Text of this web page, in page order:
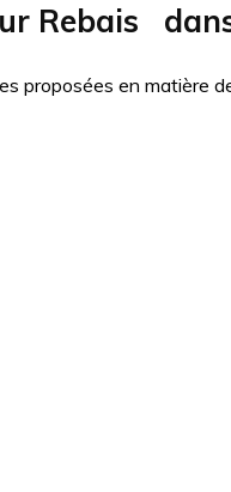
Rebais
proposées en matière